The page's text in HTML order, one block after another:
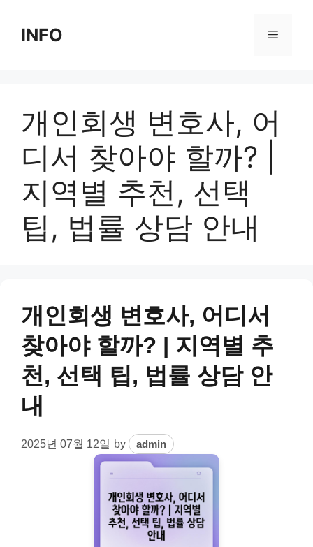
contentINFO Menu
개인회생 변호사, 어
디서 찾아야 할까? |
지역별 추천, 선택
팁, 법률 상담 안내
개인회생 변호사, 어디서
찾아야 할까? | 지역별 추
천, 선택 팁, 법률 상담 안
내
2025년 07월 12일 by admin